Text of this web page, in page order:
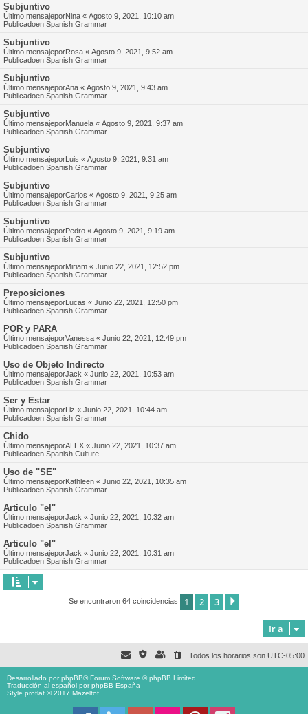
Subjuntivo
Último mensajeporNina « Agosto 9, 2021, 10:10 am
Publicadoen Spanish Grammar
Subjuntivo
Último mensajeporRosa « Agosto 9, 2021, 9:52 am
Publicadoen Spanish Grammar
Subjuntivo
Último mensajeporAna « Agosto 9, 2021, 9:43 am
Publicadoen Spanish Grammar
Subjuntivo
Último mensajeporManuela « Agosto 9, 2021, 9:37 am
Publicadoen Spanish Grammar
Subjuntivo
Último mensajeporLuis « Agosto 9, 2021, 9:31 am
Publicadoen Spanish Grammar
Subjuntivo
Último mensajeporCarlos « Agosto 9, 2021, 9:25 am
Publicadoen Spanish Grammar
Subjuntivo
Último mensajeporPedro « Agosto 9, 2021, 9:19 am
Publicadoen Spanish Grammar
Subjuntivo
Último mensajeporMiriam « Junio 22, 2021, 12:52 pm
Publicadoen Spanish Grammar
Preposiciones
Último mensajeporLucas « Junio 22, 2021, 12:50 pm
Publicadoen Spanish Grammar
POR y PARA
Último mensajeporVanessa « Junio 22, 2021, 12:49 pm
Publicadoen Spanish Grammar
Uso de Objeto Indirecto
Último mensajeporJack « Junio 22, 2021, 10:53 am
Publicadoen Spanish Grammar
Ser y Estar
Último mensajeporLiz « Junio 22, 2021, 10:44 am
Publicadoen Spanish Grammar
Chido
Último mensajeporALEX « Junio 22, 2021, 10:37 am
Publicadoen Spanish Culture
Uso de "SE"
Último mensajeporKathleen « Junio 22, 2021, 10:35 am
Publicadoen Spanish Grammar
Articulo "el"
Último mensajeporJack « Junio 22, 2021, 10:32 am
Publicadoen Spanish Grammar
Articulo "el"
Último mensajeporJack « Junio 22, 2021, 10:31 am
Publicadoen Spanish Grammar
Se encontraron 64 coincidencias 1 2 3
Ir a
Todos los horarios son UTC-05:00
Desarrollado porphpBB® Forum Software © phpBB Limited
Traducción al español porphpBB España
Style proflat © 2017 Mazeltof